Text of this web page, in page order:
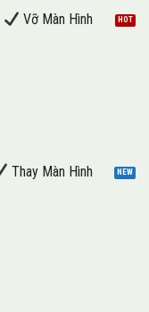
Vỡ Màn Hình
Thay Màn Hình